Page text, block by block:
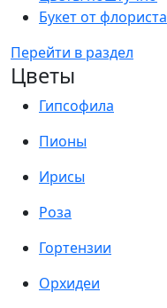
Букет от флориста
Перейти в раздел
Цветы
Гипсофила
Пионы
Ирисы
Роза
Гортензии
Орхидеи